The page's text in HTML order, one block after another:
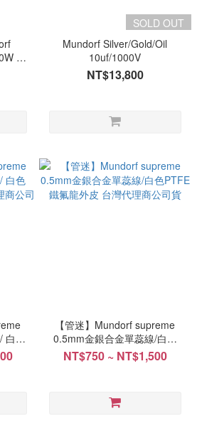
大
司
SOLD OUT
Mundorf Silver/Gold/Oil
10uf/1000V
NT$13,800
白色
商公
【管迷】Mundorf supreme
0.5mm金銀合金單蕊線/白色
PTFE鐵氟龍外皮 台灣代理商公
NT$750 ~ NT$1,500